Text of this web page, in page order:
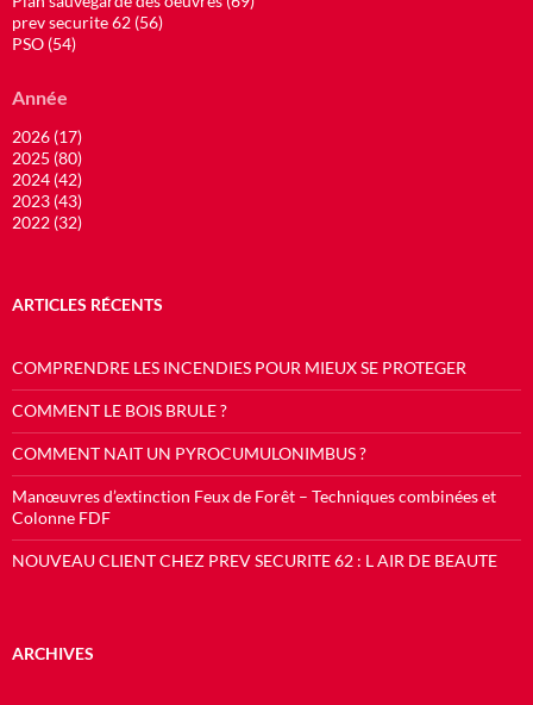
prev securite 62 (56)
PSO (54)
Année
2026 (17)
2025 (80)
2024 (42)
2023 (43)
2022 (32)
ARTICLES RÉCENTS
COMPRENDRE LES INCENDIES POUR MIEUX SE PROTEGER
COMMENT LE BOIS BRULE ?
COMMENT NAIT UN PYROCUMULONIMBUS ?
Manœuvres d’extinction Feux de Forêt – Techniques combinées et
Colonne FDF
NOUVEAU CLIENT CHEZ PREV SECURITE 62 : L AIR DE BEAUTE
ARCHIVES